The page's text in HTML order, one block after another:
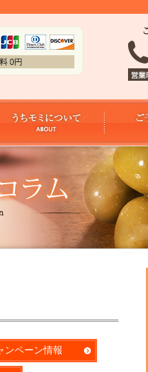
ンペーン情報